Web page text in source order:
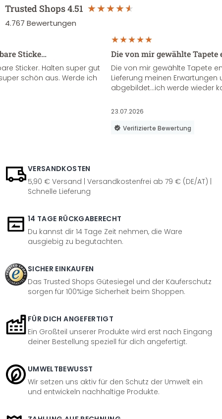
Trusted Shops4.51
4.767 Bewertungen
Sticke…
Sticker. Halten super gut
schön aus. Werde ich
Die von mir gewählte
Die von mir gewählte Tapete
Lieferung meinen Erwartungen
abgebildet...ich werde wieder
23.07.2026
Verifizierte Bewertung
VERSANDKOSTEN
5,90 € Versand | Versandkostenfrei ab 79 € (DE/AT) |
Schnelle Lieferung
14 TAGE RÜCKGABERECHT
Du kannst dir 14 Tage Zeit nehmen, die Ware
ausgiebig zu begutachten.
SICHER EINKAUFEN
Das Trusted Shops Gütesiegel und der Käuferschutz
sorgen für 100%ige Sicherheit beim Shoppen.
FÜR DICH ANGEFERTIGT
Ein Großteil unserer Produkte wird erst nach Eingang
deiner Bestellung speziell für dich angefertigt.
UMWELTBEWUSST
Wir setzen uns aktiv für den Schutz der Umwelt ein
und entwickeln nachhaltige Produkte.